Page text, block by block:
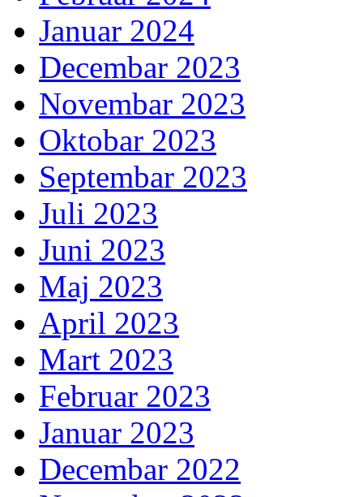
Januar 2024
Decembar 2023
Novembar 2023
Oktobar 2023
Septembar 2023
Juli 2023
Juni 2023
Maj 2023
April 2023
Mart 2023
Februar 2023
Januar 2023
Decembar 2022